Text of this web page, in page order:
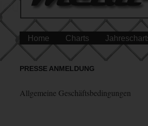
Home Charts
PRESSE ANMELDUNG
Allgemeine Geschäftsbedingungen